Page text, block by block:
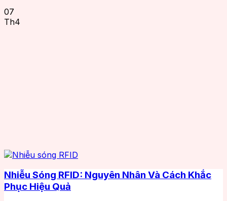
07
Th4
Nhiễu Sóng RFID: Nguyên Nhân Và Cách Khắc
Phục Hiệu Quả